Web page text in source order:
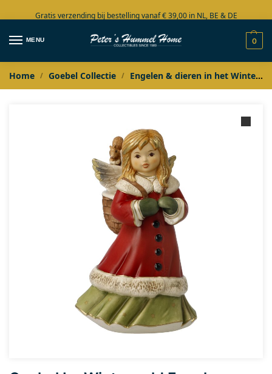
Gratis verzending bij bestelling vanaf € 39,00 in NL, BE & DE
Grote collectie in voorraad
MENU 0
Home / Goebel Collectie / Engelen & dieren in het Winterbos